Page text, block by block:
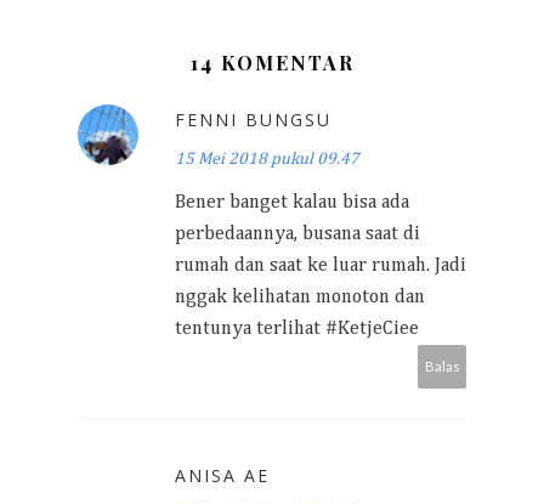
14 KOMENTAR
FENNI BUNGSU
15 Mei 2018 pukul 09.47
Bener banget kalau bisa ada
perbedaannya, busana saat di
rumah dan saat ke luar rumah. Jadi
nggak kelihatan monoton dan
tentunya terlihat #KetjeCiee
Balas
ANISA AE